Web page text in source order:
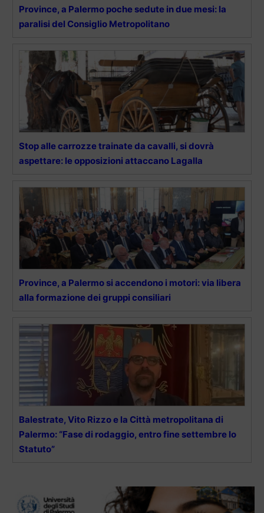
Province, a Palermo poche sedute in due mesi: la
paralisi del Consiglio Metropolitano
Stop alle carrozze trainate da cavalli, si dovrà
aspettare: le opposizioni attaccano Lagalla
Province, a Palermo si accendono i motori: via libera
alla formazione dei gruppi consiliari
Balestrate, Vito Rizzo e la Città metropolitana di
Palermo: “Fase di rodaggio, entro fine settembre lo
Statuto”